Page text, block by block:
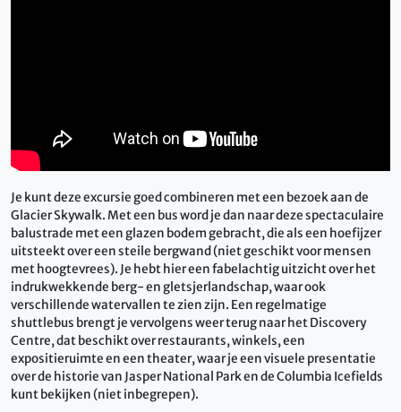
Je kunt deze excursie goed combineren met een bezoek aan de
Glacier Skywalk. Met een bus word je dan naar deze spectaculaire
balustrade met een glazen bodem gebracht, die als een hoefijzer
uitsteekt over een steile bergwand (niet geschikt voor mensen
met hoogtevrees). Je hebt hier een fabelachtig uitzicht over het
indrukwekkende berg- en gletsjerlandschap, waar ook
verschillende watervallen te zien zijn. Een regelmatige
shuttlebus brengt je vervolgens weer terug naar het Discovery
Centre, dat beschikt over restaurants, winkels, een
expositieruimte en een theater, waar je een visuele presentatie
over de historie van Jasper National Park en de Columbia Icefields
kunt bekijken (niet inbegrepen).